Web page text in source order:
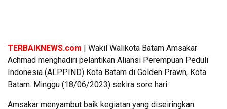
TERBAIKNEWS.com | Wakil Walikota Batam Amsakar
Achmad menghadiri pelantikan Aliansi Perempuan Peduli
Indonesia (ALPPIND) Kota Batam di Golden Prawn, Kota
Batam. Minggu (18/06/2023) sekira sore hari.
Amsakar menyambut baik kegiatan yang diseiringkan